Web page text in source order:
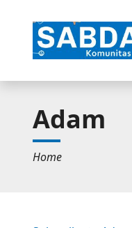
Adam
Home